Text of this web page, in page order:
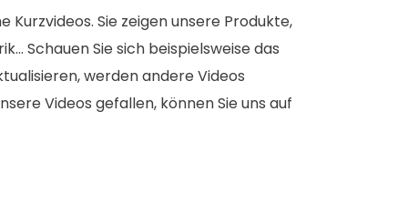
Kurzvideos. Sie zeigen unsere Produkte,
Schauen Sie sich beispielsweise das
werden andere Videos
Videos gefallen, können Sie uns auf